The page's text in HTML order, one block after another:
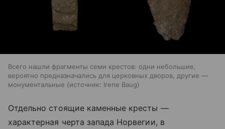
Всего нашли фрагменты семи крестов: одни небольшие,
вероятно предназначались для церковных дворов, другие —
монументальные
источник: Irene Baug
Отдельно стоящие каменные кресты —
характерная черта запада Норвегии, в